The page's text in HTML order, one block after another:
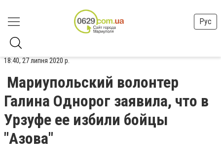
Рус
18:40, 27 липня 2020 р.
Мариупольский волонтер
Галина Однорог заявила, что в
Урзуфе ее избили бойцы
"Азова"